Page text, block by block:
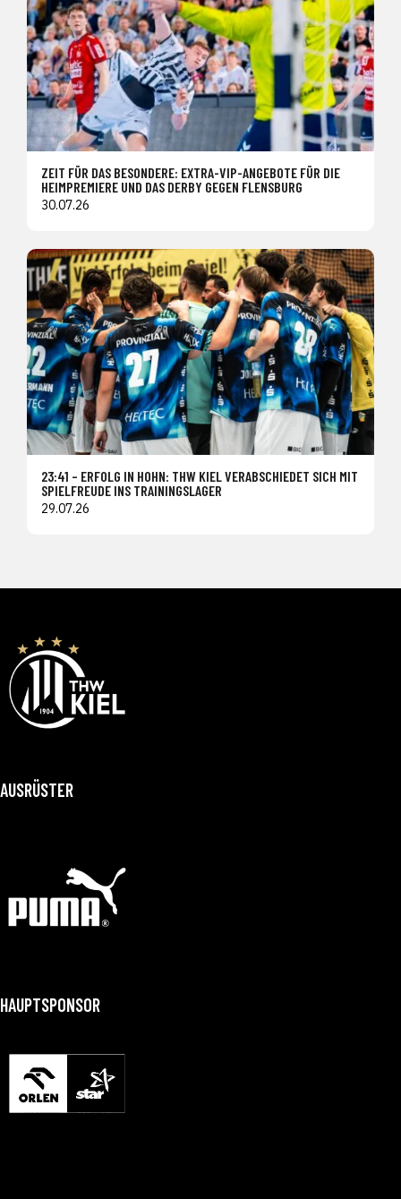
ZEIT FÜR DAS BESONDERE: EXTRA-VIP-ANGEBOTE FÜR DIE
HEIMPREMIERE UND DAS DERBY GEGEN FLENSBURG
30.07.26
23:41 – ERFOLG IN HOHN: THW KIEL VERABSCHIEDET SICH MIT
SPIELFREUDE INS TRAININGSLAGER
29.07.26
AUSRÜSTER
HAUPTSPONSOR